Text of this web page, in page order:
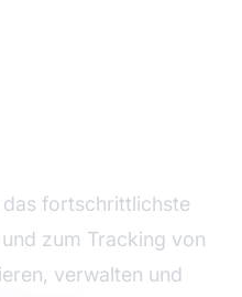
fortschrittlichste
zum Tracking von
verwalten und